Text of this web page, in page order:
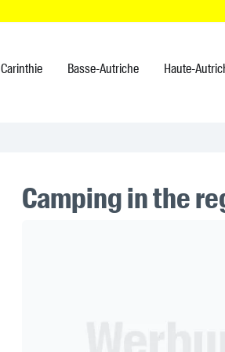
Carinthie Basse-Autriche Haute-
Camping in the